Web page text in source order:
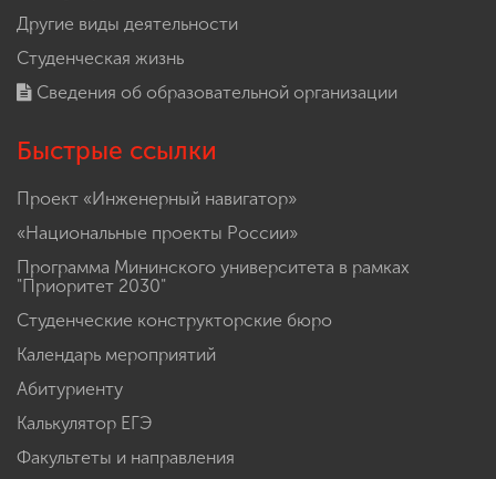
Другие виды деятельности
Студенческая жизнь
Сведения об образовательной организации
Быстрые ссылки
Проект «Инженерный навигатор»
«Национальные проекты России»
Программа Мининского университета в рамках
"Приоритет 2030"
Студенческие конструкторские бюро
Календарь мероприятий
Абитуриенту
Калькулятор ЕГЭ
Факультеты и направления